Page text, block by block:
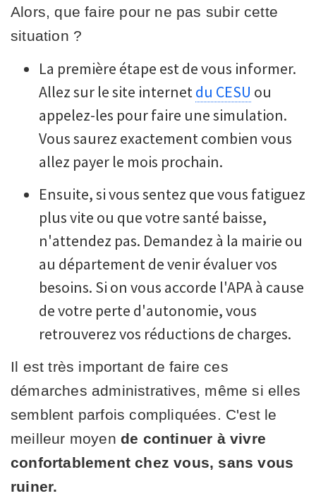
Alors, que faire pour ne pas subir cette
situation ?
La première étape est de vous informer.
Allez sur le site internetdu CESU ou
appelez-les pour faire une simulation.
Vous saurez exactement combien vous
allez payer le mois prochain.
Ensuite, si vous sentez que vous fatiguez
plus vite ou que votre santé baisse,
n'attendez pas. Demandez à la mairie ou
au département de venir évaluer vos
besoins. Si on vous accorde l'APA à cause
de votre perte d'autonomie, vous
retrouverez vos réductions de charges.
Il est très important de faire ces
démarches administratives, même si elles
semblent parfois compliquées. C'est le
meilleur moyen de continuer à vivre
confortablement chez vous, sans vous
ruiner.